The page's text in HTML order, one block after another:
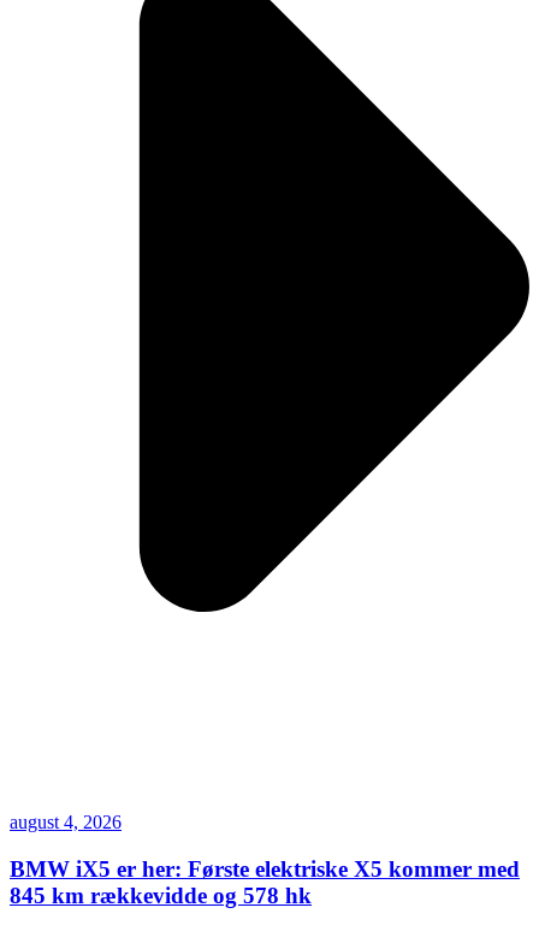
august 4, 2026
BMW iX5 er her: Første elektriske X5 kommer med
845 km rækkevidde og 578 hk